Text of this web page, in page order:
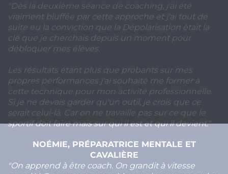
"Dès la deuxième séance de coaching, j'ai été
vraiment bluffée par cette approche et j'ai tout de
suite eu la conviction que la Dépolarisation était la
clé que je cherchais depuis un moment pour
débloquer mes élèves.
Les résultats étant plus que probants sur mes
propres performances j'ai souhaité me former à
cette technique pour mon activité professionnelle.
Si je ne devais garder qu'un outil, je crois que ce
serait celui-là. Car on ne travaille pas sur ce que le
sportif doit faire mais sur qui il est et qui il devient."
NOÉMIE, PRÉPARATRICE MENTALE ET
CAVALIÈRE
"On apprend à être coach. On grandit à vitesse